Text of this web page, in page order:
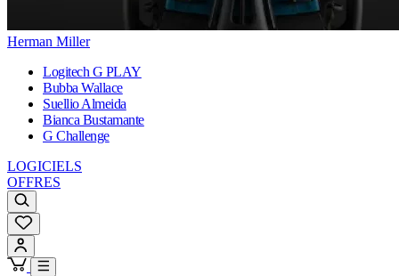
Herman Miller
Logitech G PLAY
Bubba Wallace
Suellio Almeida
Bianca Bustamante
G Challenge
LOGICIELS
OFFRES